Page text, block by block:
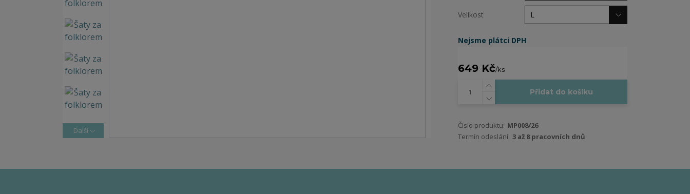
Další
Velikost
Nejsme plátci DPH
649 Kč/ks
Přidat do košíku
Číslo produktu: MP008/26
Termín odeslání: 3 až 8 pracovních dnů